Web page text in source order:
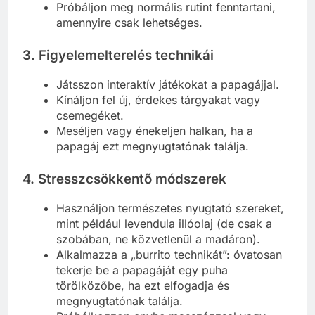
Próbáljon meg normális rutint fenntartani,
amennyire csak lehetséges.
3. Figyelemelterelés technikái
Játsszon interaktív játékokat a papagájjal.
Kínáljon fel új, érdekes tárgyakat vagy
csemegéket.
Meséljen vagy énekeljen halkan, ha a
papagáj ezt megnyugtatónak találja.
4. Stresszcsökkentő módszerek
Használjon természetes nyugtató szereket,
mint például levendula illóolaj (de csak a
szobában, ne közvetlenül a madáron).
Alkalmazza a „burrito technikát”: óvatosan
tekerje be a papagáját egy puha
törölközőbe, ha ezt elfogadja és
megnyugtatónak találja.